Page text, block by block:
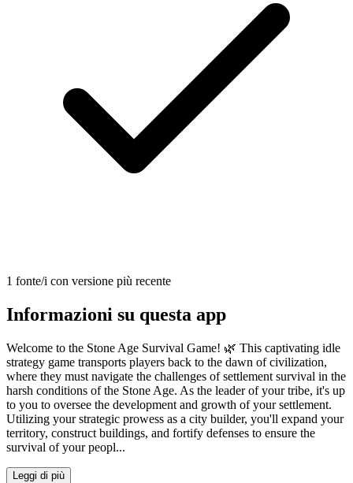
1 fonte/i con versione più recente
Informazioni su questa app
Welcome to the Stone Age Survival Game! 🌿 This captivating idle
strategy game transports players back to the dawn of civilization,
where they must navigate the challenges of settlement survival in the
harsh conditions of the Stone Age. As the leader of your tribe, it's up
to you to oversee the development and growth of your settlement.
Utilizing your strategic prowess as a city builder, you'll expand your
territory, construct buildings, and fortify defenses to ensure the
survival of your peopl...
Leggi di più